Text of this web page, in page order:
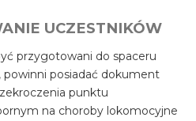
UCZESTNIKÓW
przygotowani do spaceru
powinni posiadać dokument
punktu
na choroby lokomocyjne